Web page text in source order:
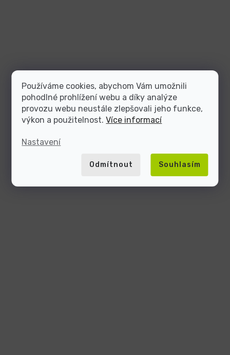
Používáme cookies, abychom Vám umožnili
pohodlné prohlížení webu a díky analýze
provozu webu neustále zlepšovali jeho funkce,
výkon a použitelnost.Více informací
Nastavení
Odmítnout Souhlasím